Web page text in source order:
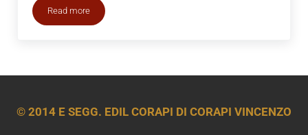
Read moreRistrutturazioni Milano Ortica
© 2014 E SEGG. EDIL CORAPI DI CORAPI VINCENZO